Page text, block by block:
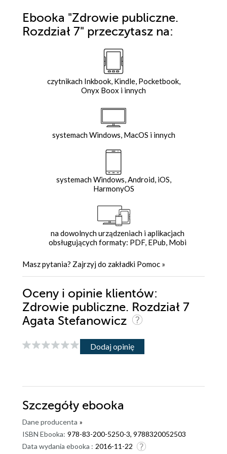
Ebooka "Zdrowie publiczne.
Rozdział 7" przeczytasz na:
czytnikach Inkbook, Kindle, Pocketbook,
Onyx Boox i innych
systemach Windows, MacOS i innych
systemach Windows, Android, iOS,
HarmonyOS
na dowolnych urządzeniach i aplikacjach
obsługujących formaty: PDF, EPub, Mobi
Masz pytania? Zajrzyj do zakładki Pomoc »
Oceny i opinie klientów:
Zdrowie publiczne. Rozdział 7
Agata Stefanowicz
Dodaj opinię
Szczegóły ebooka
Dane producenta »
ISBN Ebooka: 978-83-200-5250-3, 9788320052503
Data wydania ebooka : 2016-11-22